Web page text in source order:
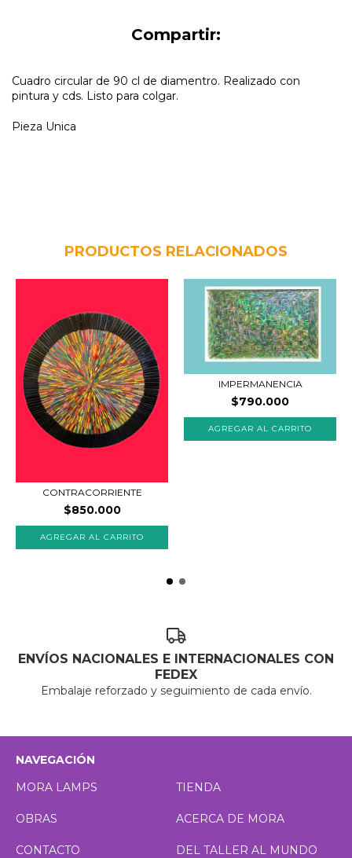
Compartir:
Cuadro circular de 90 cl de diamentro. Realizado con
pintura y cds. Listo para colgar.
Pieza Unica
PRODUCTOS RELACIONADOS
CONTRACORRIENTE
$850.000
IMPERMANENCIA
$790.000
ENVÍOS NACIONALES E INTERNACIONALES CON
FEDEX
Embalaje reforzado y seguimiento de cada envío.
NAVEGACIÓN
MORA LAMPS
TIENDA
OBRAS ACERCA DE MORA
CONTACTO DEL TALLER AL MUNDO